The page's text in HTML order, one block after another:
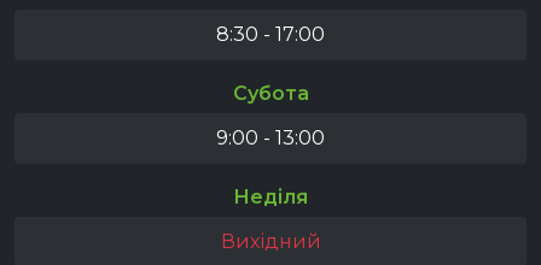
8:30 - 17:00
Субота
9:00 - 13:00
Неділя
Вихідний